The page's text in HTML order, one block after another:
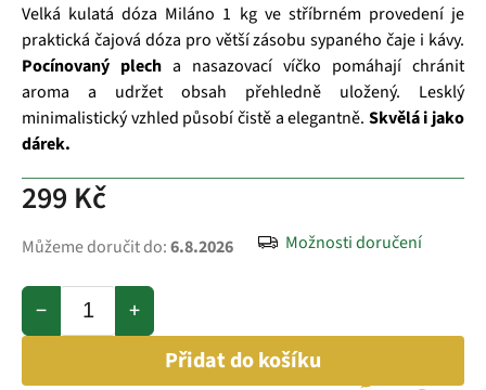
299 Kč
Můžeme doručit do:6.8.2026 Možnosti doručení
+
−
Přidat do košíku
Velká kulatá dóza Miláno 1 kg ve stříbrném provedení je
praktická čajová dóza pro větší zásobu sypaného čaje i kávy.
Pocínovaný plech a nasazovací víčko pomáhají chránit
aroma a udržet obsah přehledně uložený. Lesklý
minimalistický vzhled působí čistě a elegantně. Skvělá i jako
dárek.